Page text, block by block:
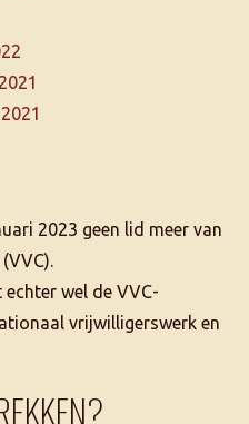
2023 geen lid meer van
(VVC).
wel de VVC-
vrijwilligerswerk en